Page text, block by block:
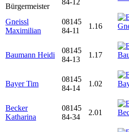
Bürgermeister
84-12
Gneissl
Maximilian
08145
84-11
1.16
Baumann Heidi
08145
84-13
1.17
Bayer Tim
08145
84-14
1.02
Becker
Katharina
08145
84-34
2.01